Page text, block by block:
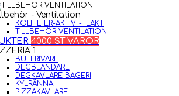
- Ventilation
KOLFILTER-AKTIVT-FLÄKT
TILLBEHÖR-VENTILATION
4000 ST VAROR
1
BULLRIVARE
DEGBLANDARE
DEGKAVLARE BAGERI
KYLRÄNNA
PIZZAKAVLARE